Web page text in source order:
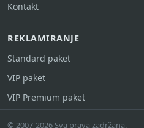
Kontakt
REKLAMIRANJE
Standard paket
VIP paket
VIP Premium paket
© 2007-2026 Sva prava zadržana.